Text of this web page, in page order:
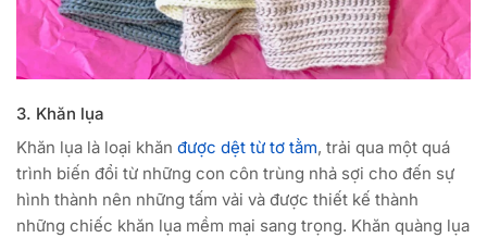
3. Khăn lụa
Khăn lụa là loại khăn được dệt từ tơ tằm, trải qua một quá
trình biến đổi từ những con côn trùng nhả sợi cho đến sự
hình thành nên những tấm vải và được thiết kế thành
những chiếc khăn lụa mềm mại sang trọng. Khăn quàng lụa